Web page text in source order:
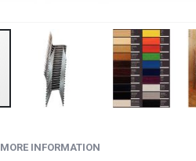
MORE INFORMATION